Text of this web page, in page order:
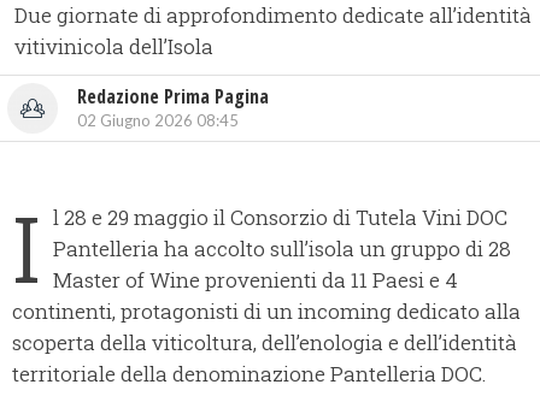
Due giornate di approfondimento dedicate all’identità
vitivinicola dell’Isola
Redazione Prima Pagina
02 Giugno 2026 08:45
I l 28 e 29 maggio il Consorzio di Tutela Vini DOC
Pantelleria ha accolto sull’isola un gruppo di 28
Master of Wine provenienti da 11 Paesi e 4
continenti, protagonisti di un incoming dedicato alla
scoperta della viticoltura, dell’enologia e dell’identità
territoriale della denominazione Pantelleria DOC.